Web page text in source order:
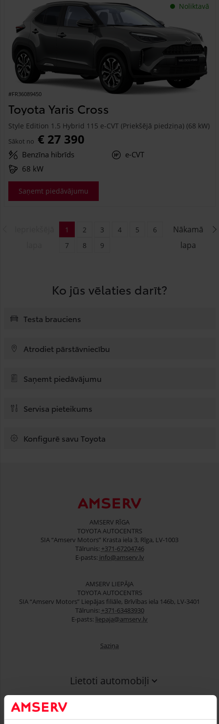
Noliktavā
#FR36089450
Toyota Yaris Cross
Style Edition 1.5 Hybrid 115 e-CVT (Priekšējā piedziņa) (68 kW)
Sākot no € 27 390
Benzīna hibrīds
e-CVT
68 kW
Saņemt piedāvājumu
Nākamā
lapa
1 2 3 4 5
6
7
8 9
Ko jūs vēlaties darīt?
Testa brauciens
Atrodiet pārstāvniecību
Saņemt piedāvājumu
Servisa pieteikums
Konfigurē savu Toyota
AMSERV RĪGA
TOYOTA AUTOCENTRS
SIA “Amserv Motors” Krasta iela 3, Rīga, LV-1003
Tālrunis: +371-67204746
E-pasts: info@amserv.lv
AMSERV LIEPĀJA
TOYOTA AUTOCENTRS
SIA “Amserv Motors” Liepājas filiāle, Brīvības iela 146b, LV-3401
Tālrunis: +371-63483930
E-pasts: liepaja@amserv.lv
Saziņa
Lietoti automobiļi
Serviss